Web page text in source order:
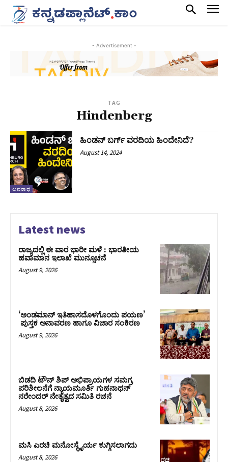
- Advertisement -
TAG
Hindenberg
ಅಪರಾಧ
ಹಿಂಡನ್ ಬರ್ಗ್ ವರದಿಯ ಹಿಂದೇನಿದೆ?
August 14, 2024
Latest news
ರಾಜ್ಯದಲ್ಲಿ ಈ ವಾರ ಭಾರೀ ಮಳೆ : ಭಾರತೀಯ
ಹವಾಮಾನ ಇಲಾಖೆ ಮುನ್ಸೂಚನೆ
August 9, 2026
‘ಅಂಡಮಾನ್ ಇತಿಹಾಸದೊಳಗೊಂದು ಪಯಣ’
ಪುಸ್ತಕ ಅನಾವರಣ ಹಾಗೂ ವಿಚಾರ ಸಂಕಿರಣ
August 9, 2026
ಬಿಡದಿ ಟೌನ್ ಶಿಪ್ ಅಭಿಪ್ರಾಯಗಳ ಸಮಗ್ರ
ಪರಿಶೀಲನೆಗೆ ನ್ಯಾಯಮೂರ್ತಿ ಗುಹನಾಥನ್
ನರೇಂದರ್ ನೇತೃತ್ವದ ಸಮಿತಿ ರಚನೆ
August 8, 2026
ಮಸಿ ಎರಚಿ ಮನೋಸ್ಥೈರ್ಯ ಕುಗ್ಗಿಸಲಾಗದು
August 8, 2026